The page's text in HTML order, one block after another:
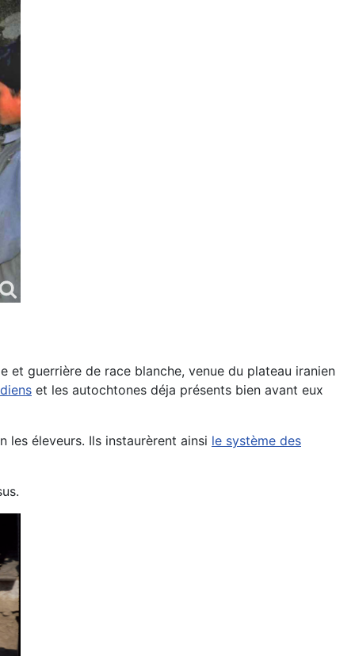
et guerrière de race blanche, venue du plateau iranien
et les autochtones déja présents bien avant eux
les éleveurs. Ils instaurèrent ainsi le système des